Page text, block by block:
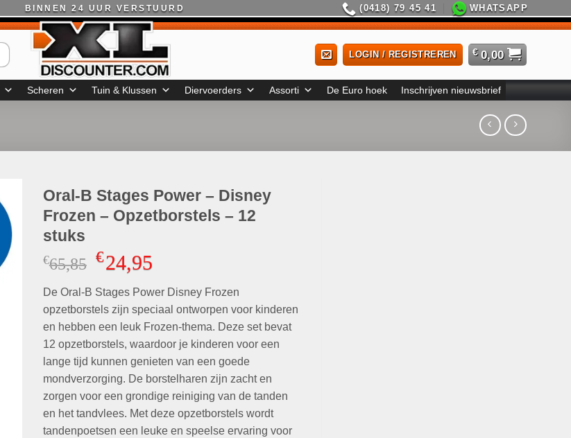
BINNEN 24 UUR VERSTUURD (0418) 79 45 41 WHATSAPP
LOGIN / REGISTREREN € 0,00
Scheren Tuin & Klussen Diervoerders Assorti De Euro hoek Inschrijven nieuwsbrief
Oral-B Stages Power – Disney
Frozen – Opzetborstels – 12
stuks
€65,85 Oorspronkelijke
was:
€65,85.
€24,95Huidige
is:
€24,95.
De Oral-B Stages Power Disney Frozen
opzetborstels zijn speciaal ontworpen voor kinderen
en hebben een leuk Frozen-thema. Deze set bevat
12 opzetborstels, waardoor je kinderen voor een
lange tijd kunnen genieten van een goede
mondverzorging. De borstelharen zijn zacht en
zorgen voor een grondige reiniging van de tanden
en het tandvlees. Met deze opzetborstels wordt
tandenpoetsen een leuke en speelse ervaring voor